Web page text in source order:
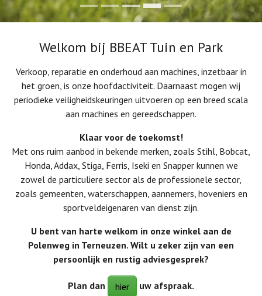
Welkom bij BBEAT Tuin en Park
Verkoop, reparatie en onderhoud aan machines, inzetbaar in
het groen, is onze hoofdactiviteit. Daarnaast mogen wij
periodieke veiligheidskeuringen uitvoeren op een breed scala
aan machines en gereedschappen.
Klaar voor de toekomst!
Met ons ruim aanbod in bekende merken, zoals Stihl, Bobcat,
Honda, Addax, Stiga, Ferris, Iseki en Snapper kunnen we
zowel de particuliere sector als de professionele sector,
zoals gemeenten, waterschappen, aannemers, hoveniers en
sportveldeigenaren van dienst zijn.
U bent van harte welkom in onze winkel aan de
Polenweg in Terneuzen. Wilt u zeker zijn van een
persoonlijk en rustig adviesgesprek?
Plan dan hier uw afspraak.